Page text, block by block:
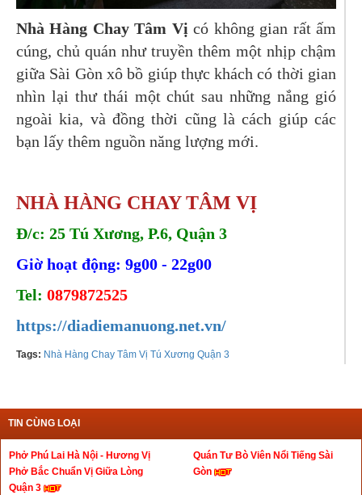
Nhà Hàng Chay Tâm Vị có không gian rất ấm
cúng, chủ quán như truyền thêm một nhịp chậm
giữa Sài Gòn xô bồ giúp thực khách có thời gian
nhìn lại thư thái một chút sau những nắng gió
ngoài kia, và đồng thời cũng là cách giúp các
bạn lấy thêm nguồn năng lượng mới.
NHÀ HÀNG CHAY TÂM VỊ
Đ/c: 25 Tú Xương, P.6, Quận 3
Giờ hoạt động: 9g00 - 22g00
Tel: 0879872525
https://diadiemanuong.net.vn/
Tags: Nhà Hàng Chay Tâm Vị Tú Xương Quận 3
TIN CÙNG LOẠI
Phở Phú Lai Hà Nội - Hương Vị
Phở Bắc Chuẩn Vị Giữa Lòng
Quận 3
Quán Tư Bò Viên Nổi Tiếng Sài
Gòn